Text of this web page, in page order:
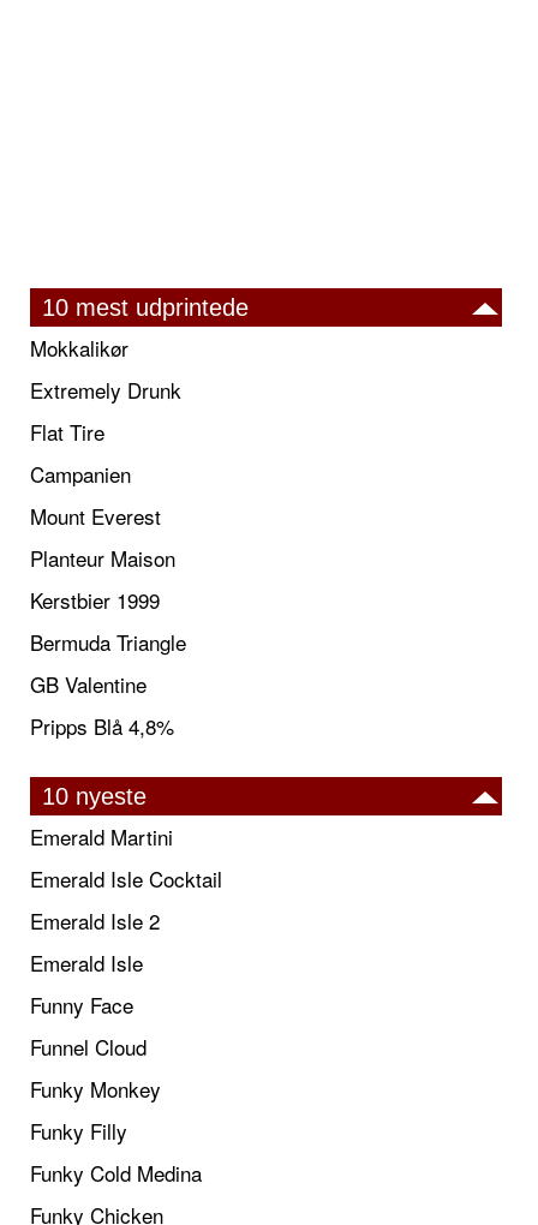
10 mest udprintede
Mokkalikør
Extremely Drunk
Flat Tire
Campanien
Mount Everest
Planteur Maison
Kerstbier 1999
Bermuda Triangle
GB Valentine
Pripps Blå 4,8%
10 nyeste
Emerald Martini
Emerald Isle Cocktail
Emerald Isle 2
Emerald Isle
Funny Face
Funnel Cloud
Funky Monkey
Funky Filly
Funky Cold Medina
Funky Chicken